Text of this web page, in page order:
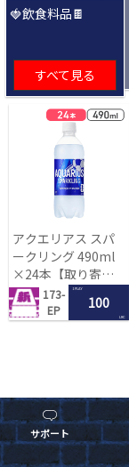
サポート
🍓飲食料品🍫
すべて見る
アクエリアス スパ
ークリング 490ml
×24本【取り寄せ
入荷後次第発送】
173-
EP
1 PLAY
100
LRC